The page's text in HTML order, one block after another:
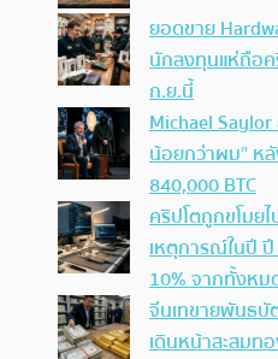
ยอดขาย
นักลงทุนแห่ถือค
ก.ย.นี้
Michael
น้อยกว่าผม” ห
840,000 BTC
คริปโตถูกขโมย
เหตุการณ์ในปี
10% จากทั้งหม
จีนเทขายพันธบั
เดินหน้าสะสมท